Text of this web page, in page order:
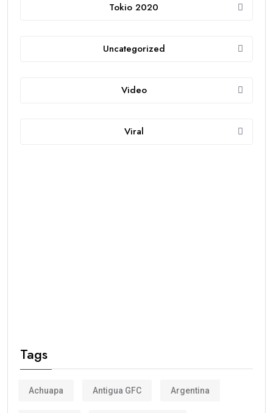
Tokio 2020
Uncategorized
Video
Viral
Tags
Achuapa Antigua GFC Argentina